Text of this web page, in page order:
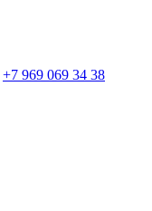
+7 969 069 34 38